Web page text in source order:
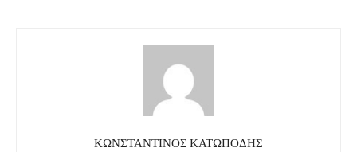
ΚΩΝΣΤΑΝΤΙΝΟΣ ΚΑΤΩΠΟΔΗΣ